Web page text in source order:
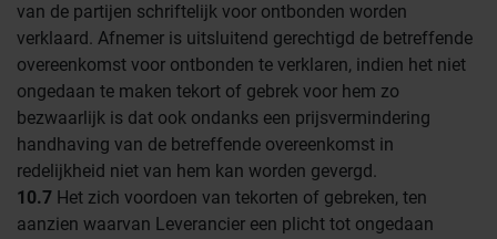
van de partijen schriftelijk voor ontbonden worden
verklaard. Afnemer is uitsluitend gerechtigd de betreffende
overeenkomst voor ontbonden te verklaren, indien het niet
ongedaan te maken tekort of gebrek voor hem zo
bezwaarlijk is dat ook ondanks een prijsvermindering
handhaving van de betreffende overeenkomst in
redelijkheid niet van hem kan worden gevergd.
10.7 Het zich voordoen van tekorten of gebreken, ten
aanzien waarvan Leverancier een plicht tot ongedaan